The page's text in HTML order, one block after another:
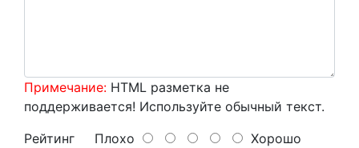
Примечание: HTML разметка не
поддерживается! Используйте обычный текст.
Рейтинг Плохо Хорошо